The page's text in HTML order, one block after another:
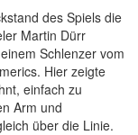
des Spiels die
Martin Dürr
Schlenzer vom
Hier zeigte
einfach zu
Arm und
über die Linie.